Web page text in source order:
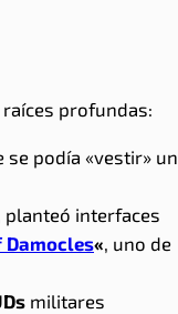
profundas:
podía «vestir» un
, planteó interfaces
Damocles« , uno de
militares